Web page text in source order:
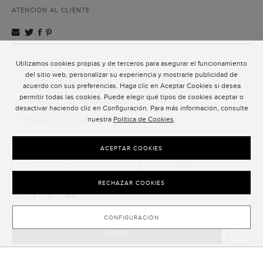
Utilizamos cookies propias y de terceros para asegurar el funcionamiento
del sitio web, personalizar su experiencia y mostrarle publicidad de
acuerdo con sus preferencias. Haga clic en Aceptar Cookies si desea
permitir todas las cookies. Puede elegir qué tipos de cookies aceptar o
desactivar haciendo clic en Configuración. Para más información, consulte
nuestra Política de Cookies.
CONFIGURACIÓN
RECHAZAR COOKIES
ACEPTAR COOKIES
ATENCIÓN AL CLIENTE
ATENCIÓN AL CLIENTE
POLÍTICA DE PRIVACIDAD
TÉRMINOS Y CONDICIONES DE USO
TÉRMINOS Y CONDICIONES DE VENTA
SUSCRIPCIÓN AL NEWSLETTER